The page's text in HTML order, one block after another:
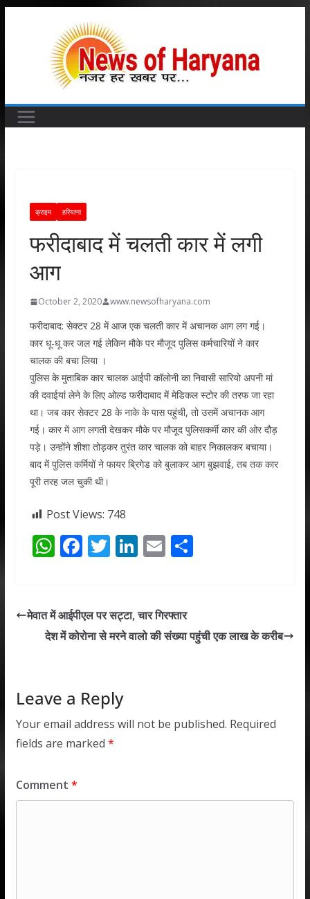
क्राइम हरियाणा
फरीदाबाद में चलती कार में लगी
आग
October 2, 2020 www.newsofharyana.com
फरीदाबाद: सेक्टर 28 में आज एक चलती कार में अचानक आग लग गई।
कार धू-धू कर जल गई लेकिन मौके पर मौजूद पुलिस कर्मचारियों ने कार
चालक की बचा लिया ।
पुलिस के मुताबिक कार चालक आईपी कॉलोनी का निवासी सारियो अपनी मां
की दवाईयां लेने के लिए ओल्ड फरीदाबाद में मेडिकल स्टोर की तरफ जा रहा
था। जब कार सेक्टर 28 के नाके के पास पहुंची, तो उसमें अचानक आग
गई। कार में आग लगती देखकर मौके पर मौजूद पुलिसकर्मी कार की ओर दौड़
पड़े। उन्होंने शीशा तोड़कर तुरंत कार चालक को बाहर निकालकर बचाया।
बाद में पुलिस कर्मियों ने फायर ब्रिगेड को बुलाकर आग बुझवाई, तब तक कार
पूरी तरह जल चुकी थी।
Post Views: 748
W
s
A
F
b
o
T
er
Li
e
dI
E
l
S
मेवात में आईपीएल पर सट्टा, चार गिरफ्तार
देश में कोरोना से मरने वालो की संख्या पहुंची एक लाख के करीब
Leave a Reply
Your email address will not be published. Required
fields are marked *
Comment *